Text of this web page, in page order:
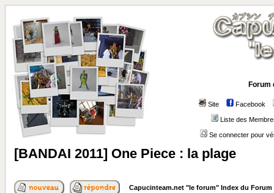
Forum
Site Facebook
Liste des
Se connecter pour
[BANDAI 2011] One Piece : la plage
Capucinteam.net "le forum" Index du Forum